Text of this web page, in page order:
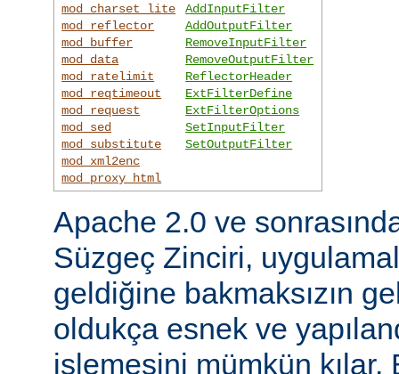
mod_charset_lite
mod_reflector
mod_buffer
mod_data
mod_ratelimit
mod_reqtimeout
mod_request
mod_sed
mod_substitute
mod_xml2enc
mod_proxy_html
AddInputFilter
AddOutputFilter
RemoveInputFilter
RemoveOutputFilter
ReflectorHeader
ExtFilterDefine
ExtFilterOptions
SetInputFilter
SetOutputFilter
Apache 2.0 ve
Süzgeç Zinciri,
geldiğine bakmaksızın
oldukça esnek ve
işlemesini mümkün